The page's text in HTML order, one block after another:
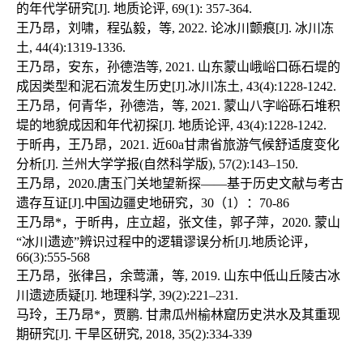
的年代学研究[J]. 地质论评, 69(1): 357-364.
王乃昂，刘啸，程弘毅，等, 2022. 论冰川颤痕[J]. 冰川冻
土, 44(4):1319-1336.
王乃昂，安东，孙德浩等, 2021. 山东蒙山峨峪口砾石堤的
成因类型和泥石流发生历史[J].冰川冻土, 43(4):1228-1242.
王乃昂，何青华，孙德浩，等, 2021. 蒙山八字峪砾石堆积
堤的地貌成因和年代初探[J]. 地质论评, 43(4):1228-1242.
于昕冉，王乃昂，2021. 近60a甘肃省旅游气候舒适度变化
分析[J]. 兰州大学学报(自然科学版), 57(2):143–150.
王乃昂，2020.唐玉门关地望新探——基于历史文献与考古
遗存互证[J].中国边疆史地研究，30（1）：70-86
王乃昂*，于昕冉，庄立超，张文佳，郭子萍，2020. 蒙山
“冰川遗迹”辨识过程中的逻辑谬误分析[J].地质论评，
66(3):555-568
王乃昂，张律吕，余莺潇，等, 2019. 山东中低山丘陵古冰
川遗迹质疑[J]. 地理科学, 39(2):221–231.
马玲，王乃昂*，贾鹏. 甘肃瓜州榆林窟历史洪水及其重现
期研究[J]. 干旱区研究, 2018, 35(2):334-339